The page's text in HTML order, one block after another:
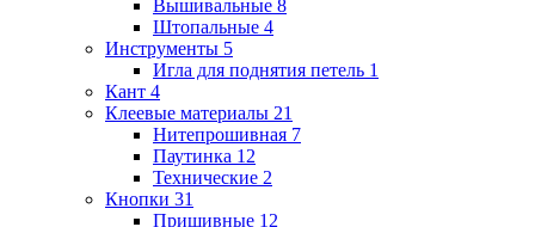
Вышивальные 8
Штопальные 4
Инструменты 5
Игла для поднятия петель 1
Кант 4
Клеевые материалы 21
Нитепрошивная 7
Паутинка 12
Технические 2
Кнопки 31
Пришивные 12